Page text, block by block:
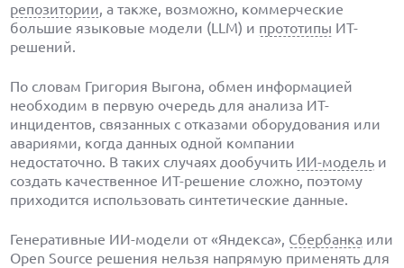
репозитории, а также, возможно, коммерческие
большие языковые модели (LLM) и прототипы ИТ-
решений.
По словам Григория Выгона, обмен информацией
необходим в первую очередь для анализа ИТ-
инцидентов, связанных с отказами оборудования или
авариями, когда данных одной компании
недостаточно. В таких случаях дообучить ИИ-модель и
создать качественное ИТ-решение сложно, поэтому
приходится использовать синтетические данные.
Генеративные ИИ-модели от «Яндекса», Сбербанка или
Open Source решения нельзя напрямую применять для